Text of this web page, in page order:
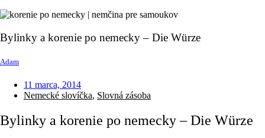
Bylinky a korenie po nemecky – Die Würze
Adam
11 marca, 2014
Nemecké slovíčka, Slovná zásoba
Bylinky a korenie po nemecky – Die Würze